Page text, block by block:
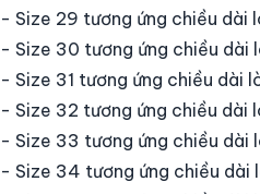
- Size 29 tương ứng chiều dài
- Size 30 tương ứng chiều dài
- Size 31 tương ứng chiều dài
- Size 32 tương ứng chiều dài
- Size 33 tương ứng chiều dài
- Size 34 tương ứng chiều dài